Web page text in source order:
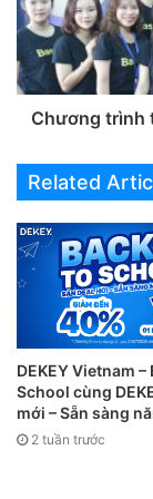
30/6/
Áp dụng
Dekey –
áp dụng
voucher
Về sản phẩm,
tế, độ bền cao và
Chương trình
Related
DEKEY Vietnam –
School cùng
mới – Sẵn sàng
2 tuần trước